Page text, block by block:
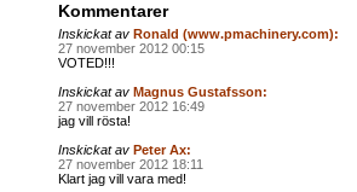
Kommentarer
Inskickat av Ronald (www.pmachinery.com):
27 november 2012 00:15
VOTED!!!
Inskickat av Magnus Gustafsson:
27 november 2012 16:49
jag vill rösta!
Inskickat av Peter Ax:
27 november 2012 18:11
Klart jag vill vara med!